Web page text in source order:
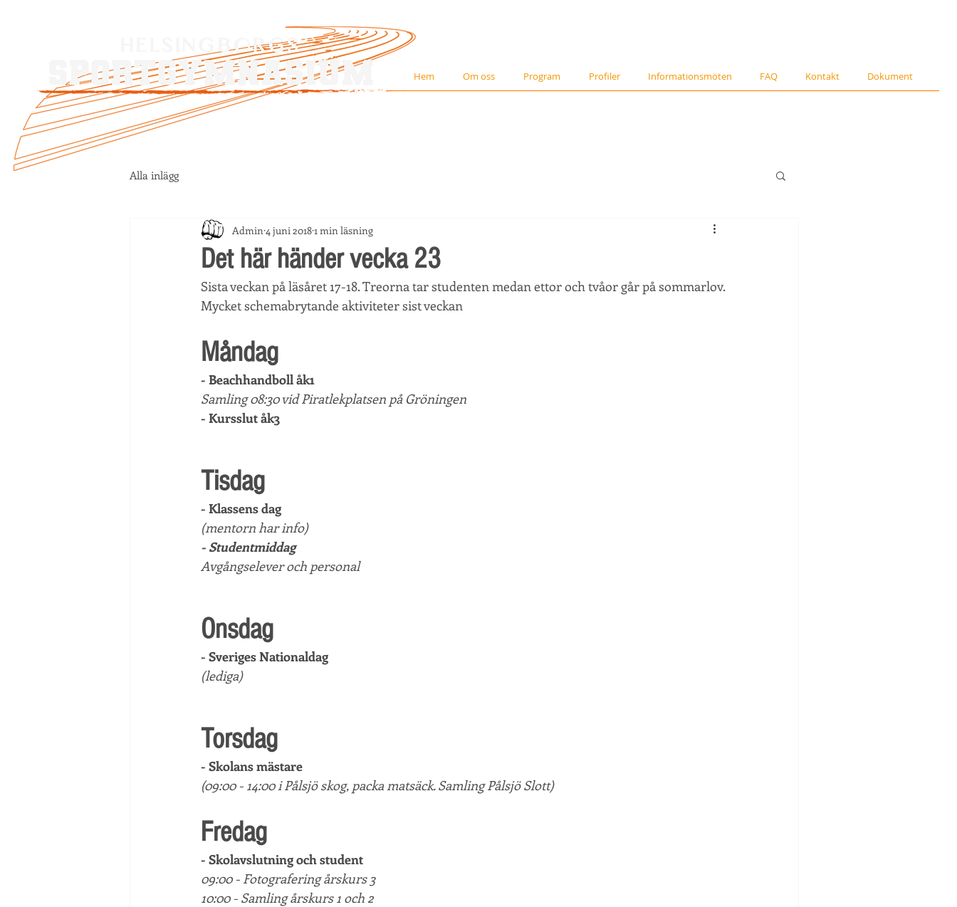
Hem Om oss Program Profiler Informationsmöten FAQ Kontakt Dokument
Alla inlägg
Det här händer vecka 23
Admin 4 juni 20181 min läsning
Sista veckan på läsåret 17-18. Treorna tar studenten medan ettor och tvåor går på sommarlov.
Mycket schemabrytande aktiviteter sist veckan
Måndag
- Beachhandboll åk1
Samling 08:30 vid Piratlekplatsen på Gröningen
- Kursslut åk3
Tisdag
- Klassens dag
(mentorn har info)
- Studentmiddag
Avgångselever och personal
Onsdag
- Sveriges Nationaldag
(lediga)
Torsdag
- Skolans mästare
(09:00 - 14:00 i Pålsjö skog, packa matsäck. Samling Pålsjö Slott)
Fredag
- Skolavslutning och student
09:00 - Fotografering årskurs 3
10:00 - Samling årskurs 1 och 2